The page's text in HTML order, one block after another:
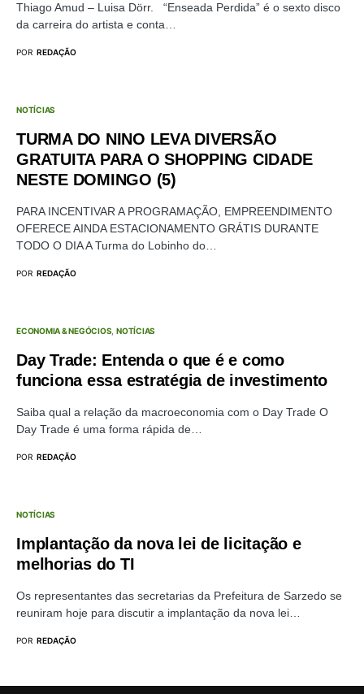
Thiago Amud – Luisa Dörr. “Enseada Perdida” é o sexto disco
da carreira do artista e conta…
POR REDAÇÃO
NOTÍCIAS
TURMA DO NINO LEVA DIVERSÃO
GRATUITA PARA O SHOPPING CIDADE
NESTE DOMINGO (5)
PARA INCENTIVAR A PROGRAMAÇÃO, EMPREENDIMENTO
OFERECE AINDA ESTACIONAMENTO GRÁTIS DURANTE
TODO O DIA A Turma do Lobinho do…
POR REDAÇÃO
ECONOMIA & NEGÓCIOS NOTÍCIAS
Day Trade: Entenda o que é e como
funciona essa estratégia de investimento
Saiba qual a relação da macroeconomia com o Day Trade O
Day Trade é uma forma rápida de…
POR REDAÇÃO
NOTÍCIAS
Implantação da nova lei de licitação e
melhorias do TI
Os representantes das secretarias da Prefeitura de Sarzedo se
reuniram hoje para discutir a implantação da nova lei…
POR REDAÇÃO